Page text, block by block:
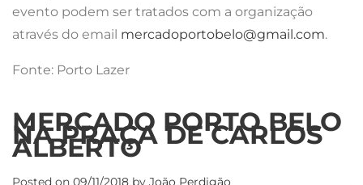
evento podem ser tratados com a organização
através do email mercadoportobelo@gmail.com.
Fonte: Porto Lazer
MERCADO PORTO BELO
NA PRAÇA DE CARLOS
ALBERTO